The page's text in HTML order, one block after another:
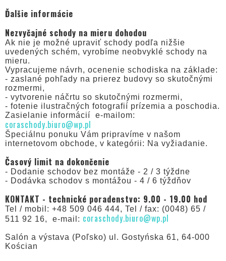
Ďalšie informácie
Nezvyčajné schody na mieru dohodou
Ak nie je možné upraviť schody podľa nižšie
uvedených schém, vyrobíme neobvyklé schody na
mieru.
Vypracujeme návrh, ocenenie schodiska na základe:
- zaslané pohľady na prierez budovy so skutočnými
rozmermi,
- vytvorenie náčrtu so skutočnými rozmermi,
- fotenie ilustračných fotografií prízemia a poschodia.
Zasielanie informácií e-mailom:
coraschody.biuro@wp.pl
Špeciálnu ponuku Vám pripravíme v našom
internetovom obchode, v kategórii: Na vyžiadanie.
Časový limit na dokončenie
- Dodanie schodov bez montáže - 2 / 3 týždne
- Dodávka schodov s montážou - 4 / 6 týždňov
KONTAKT - technické poradenstvo: 9.00 - 19.00 hod
Tel / mobil: +48 509 046 444, Tel / fax: (0048) 65 /
511 92 16, e-mail: coraschody.biuro@wp.pl
Salón a výstava (Poľsko) ul. Gostyńska 61, 64-000
Kościan